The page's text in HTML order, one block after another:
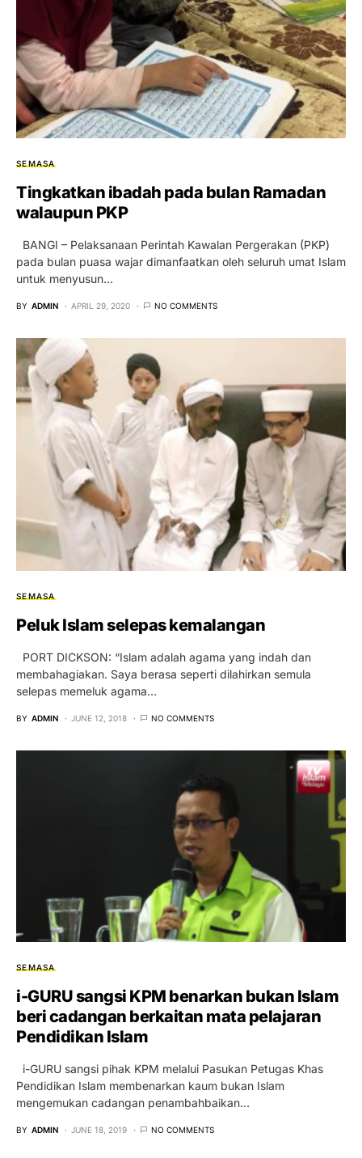
SEMASA
Tingkatkan ibadah pada bulan Ramadan
walaupun PKP
BANGI – Pelaksanaan Perintah Kawalan Pergerakan (PKP)
pada bulan puasa wajar dimanfaatkan oleh seluruh umat Islam
untuk menyusun…
BY ADMIN APRIL 29, 2020 NO COMMENTS
SEMASA
Peluk Islam selepas kemalangan
PORT DICKSON: “Islam adalah agama yang indah dan
membahagiakan. Saya berasa seperti dilahirkan semula
selepas memeluk agama…
BY ADMIN JUNE 12, 2018 NO COMMENTS
SEMASA
i-GURU sangsi KPM benarkan bukan Islam
beri cadangan berkaitan mata pelajaran
Pendidikan Islam
i-GURU sangsi pihak KPM melalui Pasukan Petugas Khas
Pendidikan Islam membenarkan kaum bukan Islam
mengemukan cadangan penambahbaikan…
BY ADMIN JUNE 18, 2019 NO COMMENTS